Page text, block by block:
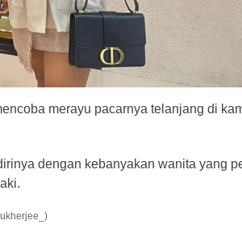
merayu pacarnya telanjang di
dengan kebanyakan wanita yang